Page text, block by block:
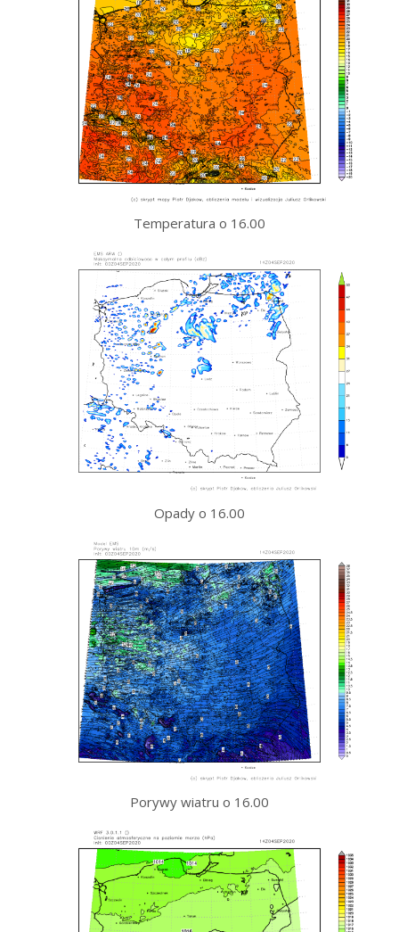
Temperatura o 16.00
Opady o 16.00
Porywy wiatru o 16.00